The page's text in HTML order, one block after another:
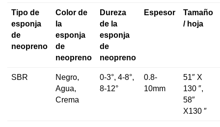
Tipo de
esponja
de
neopreno
Color de
la
esponja
de
neopreno
Dureza
de la
esponja
de
neopreno
Espesor
Tamaño
/ hoja
SBR
Negro,
Agua,
Crema
0-3°, 4-8°,
8-12°
0.8-
10mm
51″ X
130 ″,
58″
X130 ″